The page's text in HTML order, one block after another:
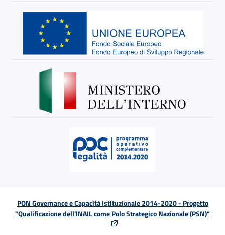
PON Governance e Capacità Istituzionale 2014-2020 - Progetto
"Qualificazione dell'INAIL come Polo Strategico Nazionale (PSN)"